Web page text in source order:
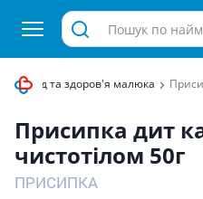
Догляд та здоров'я малюка
Присипка дит
чистотiлом 50г
ПРИСИПКА